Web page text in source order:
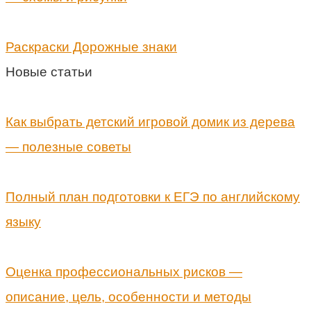
Раскраски Дорожные знаки
Новые статьи
Как выбрать детский игровой домик из дерева
— полезные советы
Полный план подготовки к ЕГЭ по английскому
языку
Оценка профессиональных рисков —
описание, цель, особенности и методы